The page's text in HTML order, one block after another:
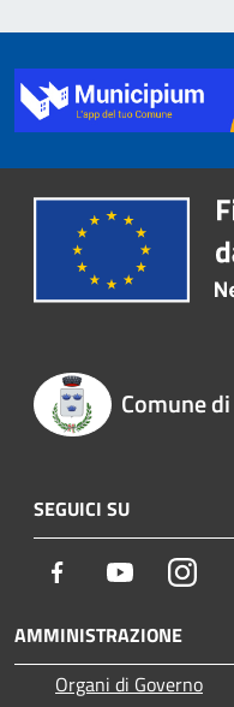
Comune
SEGUICI SU
Facebook Youtube
AMMINISTRAZIONE
Organi di Governo